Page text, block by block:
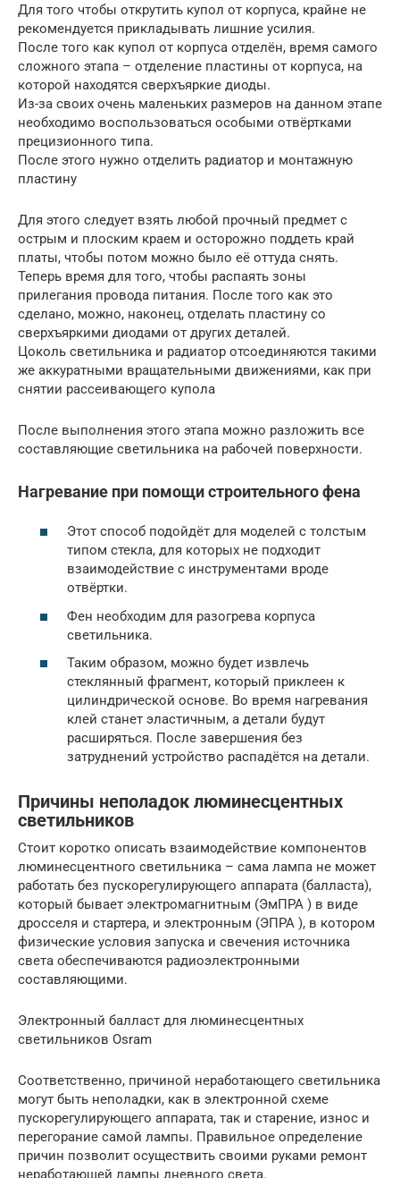
Для того чтобы открутить купол от корпуса, крайне не
рекомендуется прикладывать лишние усилия.
После того как купол от корпуса отделён, время самого
сложного этапа – отделение пластины от корпуса, на
которой находятся сверхъяркие диоды.
Из-за своих очень маленьких размеров на данном этапе
необходимо воспользоваться особыми отвёртками
прецизионного типа.
После этого нужно отделить радиатор и монтажную
пластину
Для этого следует взять любой прочный предмет с
острым и плоским краем и осторожно поддеть край
платы, чтобы потом можно было её оттуда снять.
Теперь время для того, чтобы распаять зоны
прилегания провода питания. После того как это
сделано, можно, наконец, отделать пластину со
сверхъяркими диодами от других деталей.
Цоколь светильника и радиатор отсоединяются такими
же аккуратными вращательными движениями, как при
снятии рассеивающего купола
После выполнения этого этапа можно разложить все
составляющие светильника на рабочей поверхности.
Нагревание при помощи строительного фена
Этот способ подойдёт для моделей с толстым
типом стекла, для которых не подходит
взаимодействие с инструментами вроде
отвёртки.
Фен необходим для разогрева корпуса
светильника.
Таким образом, можно будет извлечь
стеклянный фрагмент, который приклеен к
цилиндрической основе. Во время нагревания
клей станет эластичным, а детали будут
расширяться. После завершения без
затруднений устройство распадётся на детали.
Причины неполадок люминесцентных
светильников
Стоит коротко описать взаимодействие компонентов
люминесцентного светильника – сама лампа не может
работать без пускорегулирующего аппарата (балласта),
который бывает электромагнитным (ЭмПРА ) в виде
дросселя и стартера, и электронным (ЭПРА ), в котором
физические условия запуска и свечения источника
света обеспечиваются радиоэлектронными
составляющими.
Электронный балласт для люминесцентных
светильников Osram
Соответственно, причиной неработающего светильника
могут быть неполадки, как в электронной схеме
пускорегулирующего аппарата, так и старение, износ и
перегорание самой лампы. Правильное определение
причин позволит осуществить своими руками ремонт
неработающей лампы дневного света.